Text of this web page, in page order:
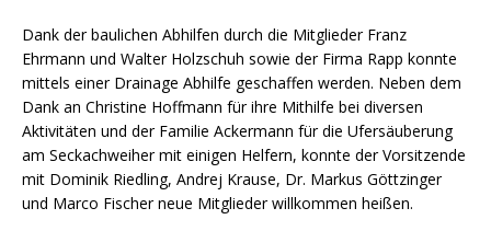
Dank der baulichen Abhilfen durch die Mitglieder Franz
Ehrmann und Walter Holzschuh sowie der Firma Rapp konnte
mittels einer Drainage Abhilfe geschaffen werden. Neben dem
Dank an Christine Hoffmann für ihre Mithilfe bei diversen
Aktivitäten und der Familie Ackermann für die Ufersäuberung
am Seckachweiher mit einigen Helfern, konnte der Vorsitzende
mit Dominik Riedling, Andrej Krause, Dr. Markus Göttzinger
und Marco Fischer neue Mitglieder willkommen heißen.